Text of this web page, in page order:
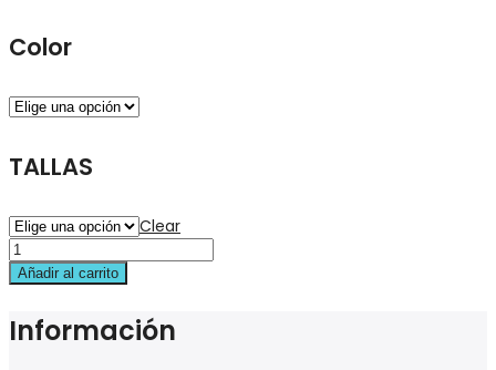
Color
TALLAS
Clear
Añadir al carrito
Información